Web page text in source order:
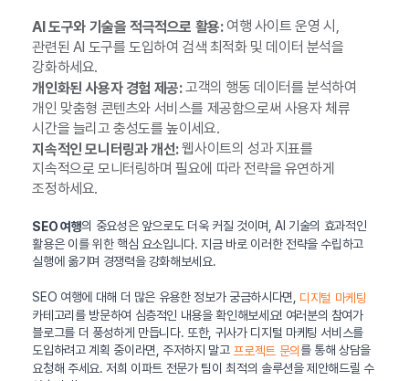
AI 도구와 기술을 적극적으로 활용:여행 사이트 운영 시,
관련된 AI 도구를 도입하여 검색 최적화 및 데이터 분석을
강화하세요.
개인화된 사용자 경험 제공:고객의 행동 데이터를 분석하여
개인 맞춤형 콘텐츠와 서비스를 제공함으로써 사용자 체류
시간을 늘리고 충성도를 높이세요.
지속적인 모니터링과 개선:웹사이트의 성과 지표를
지속적으로 모니터링하며 필요에 따라 전략을 유연하게
조정하세요.
SEO 여행의 중요성은 앞으로도 더욱 커질 것이며, AI 기술의 효과적인
활용은 이를 위한 핵심 요소입니다. 지금 바로 이러한 전략을 수립하고
실행에 옮기며 경쟁력을 강화해보세요.
SEO 여행에 대해 더 많은 유용한 정보가 궁금하시다면, 디지털 마케팅
카테고리를 방문하여 심층적인 내용을 확인해보세요! 여러분의 참여가
블로그를 더 풍성하게 만듭니다. 또한, 귀사가 디지털 마케팅 서비스를
도입하려고 계획 중이라면, 주저하지 말고 프로젝트 문의 를 통해 상담을
요청해 주세요. 저희 이파트 전문가 팀이 최적의 솔루션을 제안해드릴 수